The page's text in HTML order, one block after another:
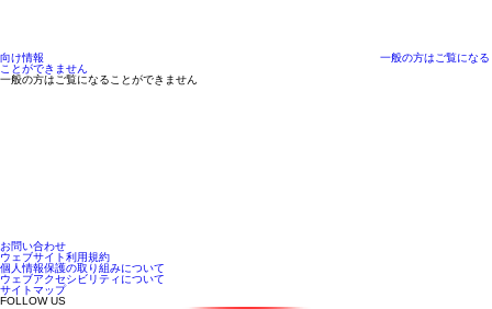
向け情報
一般の方はご覧になる
ことができません
一般の方はご覧になることができません
お問い合わせ
ウェブサイト利用規約
個人情報保護の取り組みについて
ウェブアクセシビリティについて
サイトマップ
FOLLOW US